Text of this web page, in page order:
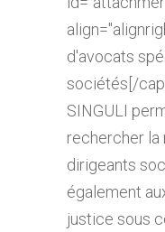
d'avocats
sociétés[/
SINGULI
rechercher la
dirigeants
également
justice sous